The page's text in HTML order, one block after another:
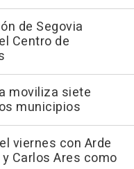
de Segovia
Centro de
moviliza siete
municipios
viernes con Arde
Carlos Ares como